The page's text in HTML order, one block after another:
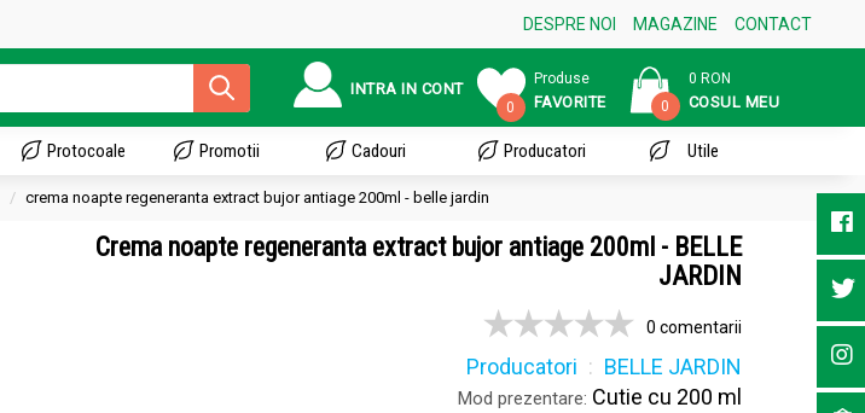
DESPRE NOI MAGAZINE CONTACT
INTRA IN CONT
0
Produse
FAVORITE 0
0 RON
COSUL MEU
Protocoale Promotii Cadouri Producatori Utile
crema noapte regeneranta extract bujor antiage 200ml - belle jardin
Crema noapte regeneranta extract bujor antiage 200ml - BELLE
JARDIN
0 comentarii
Producatori BELLE JARDIN
Mod prezentare: Cutie cu 200 ml